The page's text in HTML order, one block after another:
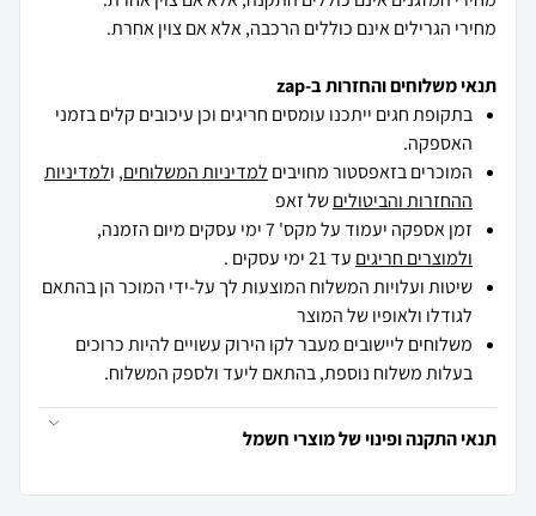
מחירי הגרילים אינם כוללים הרכבה, אלא אם צוין אחרת.
תנאי משלוחים והחזרות ב-zap
בתקופת חגים ייתכנו עומסים חריגים וכן עיכובים קלים בזמני
האספקה.
המוכרים בזאפסטור מחויבים למדיניות המשלוחים, ולמדיניות
ההחזרות והביטוליםשל זאפ
זמן אספקה יעמוד על מקס' 7 ימי עסקים מיום הזמנה,
ולמוצרים חריגים עד 21 ימי עסקים .
שיטות ועלויות המשלוח המוצעות לך על-ידי המוכר הן בהתאם
לגודלו ולאופיו של המוצר
משלוחים ליישובים מעבר לקו הירוק עשויים להיות כרוכים
בעלות משלוח נוספת, בהתאם ליעד ולספק המשלוח.
תנאי התקנה ופינוי של מוצרי חשמל